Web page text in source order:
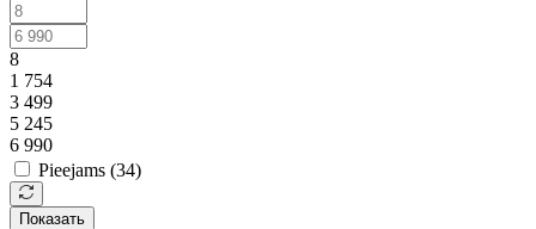
8
1 754
3 499
5 245
6 990
Pieejams (34)
Показать